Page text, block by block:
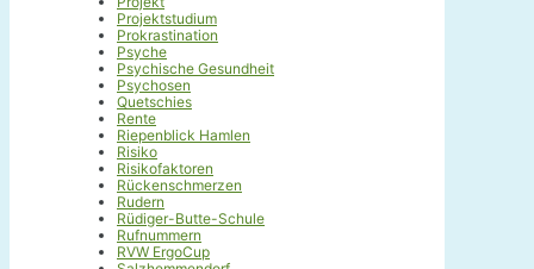
Projektstudium
Prokrastination
Psyche
Psychische Gesundheit
Psychosen
Quetschies
Rente
Riepenblick Hamlen
Risiko
Risikofaktoren
Rückenschmerzen
Rudern
Rüdiger-Butte-Schule
Rufnummern
RVW ErgoCup